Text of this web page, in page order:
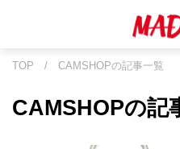
TOP / CAMSHOPの記事一覧
CAMSHOPの記